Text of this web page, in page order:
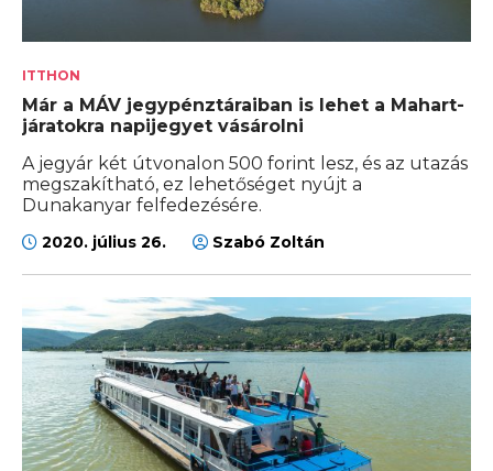
ITTHON
Már a MÁV jegypénztáraiban is lehet a Mahart-
járatokra napijegyet vásárolni
A jegyár két útvonalon 500 forint lesz, és az utazás
megszakítható, ez lehetőséget nyújt a
Dunakanyar felfedezésére.
2020. július 26. Szabó Zoltán